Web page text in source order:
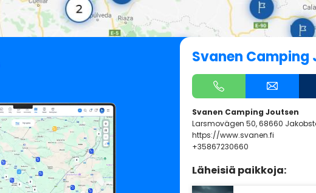
Svanen Camping
Svanen Camping Joutsen
Larsmovägen 50, 68660
https://www.svanen.fi
+35867230660
Läheisiä paikkoja: